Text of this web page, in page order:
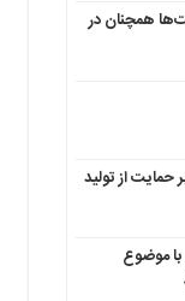
همچنان در
حمایت از تولید
موضوع